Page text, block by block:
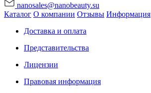
nanosales@nanobeauty.su
Каталог О компании Отзывы Информация
Доставка и оплата
Представительства
Лицензии
Правовая информация